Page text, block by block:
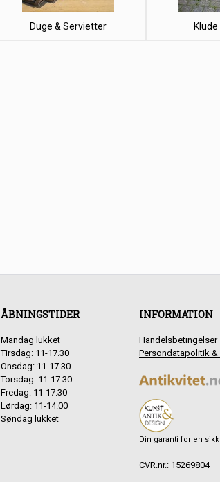
Duge & Servietter
ÅBNINGSTIDER
Mandag lukket
Tirsdag: 11-17.30
Onsdag: 11-17.30
Torsdag: 11-17.30
Fredag: 11-17.30
Lørdag: 11-14.00
Søndag lukket
INFORMATION
Handelsbetingelser
Persondatapolitik &
Din garanti for en
CVR.nr.: 15269804